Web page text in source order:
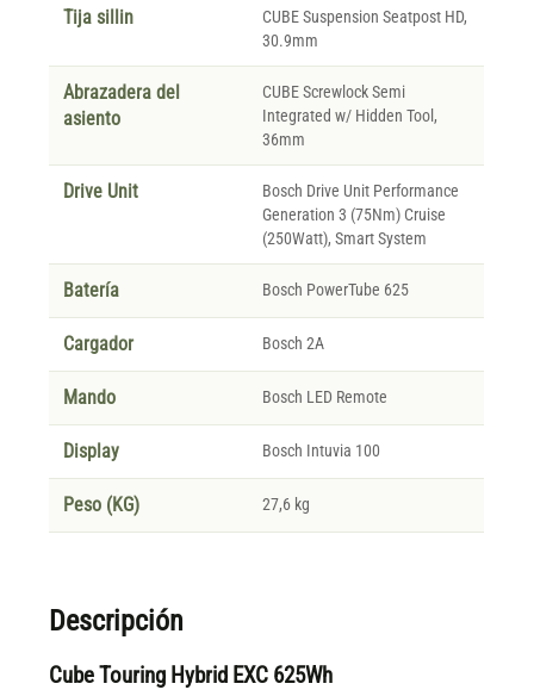
Tija sillin
CUBE Suspension Seatpost HD,
30.9mm
Abrazadera del
asiento
CUBE Screwlock Semi
Integrated w/ Hidden Tool,
36mm
Drive Unit
Bosch Drive Unit Performance
Generation 3 (75Nm) Cruise
(250Watt), Smart System
Batería Bosch PowerTube 625
Cargador Bosch 2A
Mando Bosch LED Remote
Display Bosch Intuvia 100
Peso (KG) 27,6 kg
Descripción
Cube Touring Hybrid EXC 625Wh